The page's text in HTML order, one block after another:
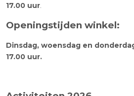
17.00 uur.
Openingstijden winkel:
Dinsdag, woensdag en
17.00 uur.